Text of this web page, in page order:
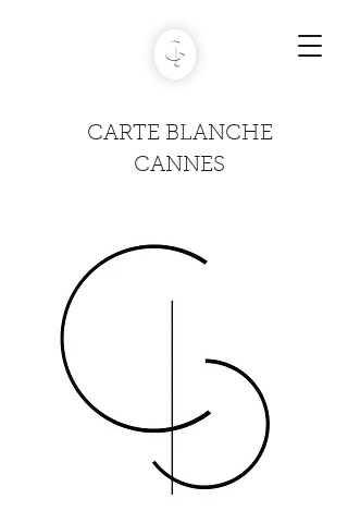
CARTE BLANCHE
CANNES